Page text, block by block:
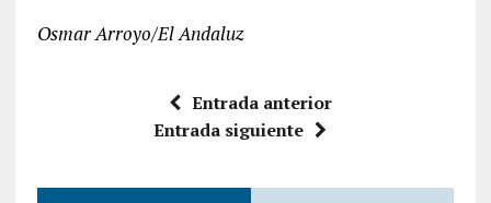
Osmar Arroyo/El Andaluz
Entrada anterior
Entrada siguiente